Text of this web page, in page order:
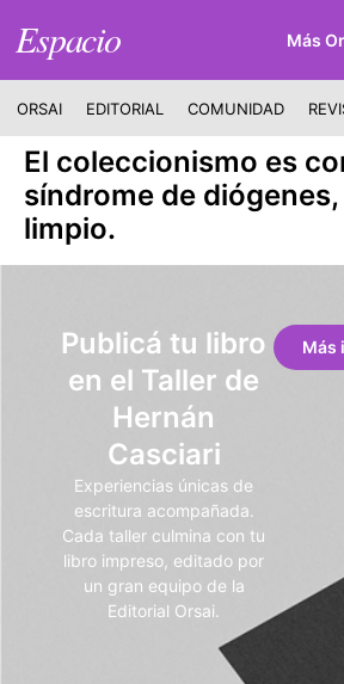
Espacio Más
ORSAI EDITORIAL COMUNIDAD
El coleccionismo es
síndrome de diógenes,
limpio.
Publicá tu libro
en el Taller de
Hernán
Casciari
Experiencias únicas de
escritura acompañada.
Cada taller culmina con tu
libro impreso, editado por
un gran equipo de la
Editorial Orsai.
Más